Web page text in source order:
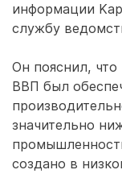
информации
службу
Он пояснил, что
ВВП был
значительно
создано в